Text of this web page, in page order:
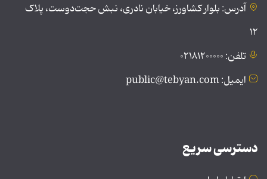
آدرس: بلوار کشاورز، خیابان نادری، نبش حجت‌دوست، پلاک
۱۲
تلفن: ۰۲۱۸۱۲۰۰۰۰۰
ایمیل: public@tebyan.com
دسترسی سریع